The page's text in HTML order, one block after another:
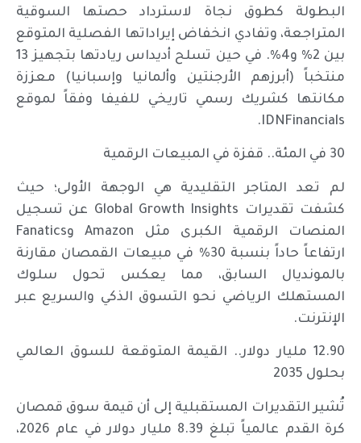
البطولة كطوق نجاة لاسترداد حصتها السوقية
المتراجعة، وتفادي انخفاض إيراداتها الفصلية المتوقع
بين 2% و4%. في حين تسلح أديداس ريادتها بتجهيز 13
منتخباً (أبرزهم الأرجنتين وألمانيا وإسبانيا) معززة
مكانتها كشريك رسمي تاريخي للفيفا وفقاً لموقع
IDNFinancials.
30 في المئة.. قفزة في المبيعات الرقمية
لم تعد المتاجر التقليدية هي الوجهة الأولى؛ حيث
كشفت تقديرات Global Growth Insights عن تسجيل
المنصات الرقمية الكبرى مثل Amazon وFanatics
ارتفاعاً حاداً بنسبة 30% في مبيعات القمصان مقارنة
بالمونديال السابق، مما يعكس تحول سلوك
المستهلك الرياضي نحو التسوق الذكي والسريع عبر
الإنترنت.
12.90 مليار دولار.. القيمة المتوقعة للسوق العالمي
بحلول 2035
تُشير التقديرات المستقبلية إلى أن قيمة سوق قمصان
كرة القدم عالمياً تبلغ 8.39 مليار دولار في عام 2026،